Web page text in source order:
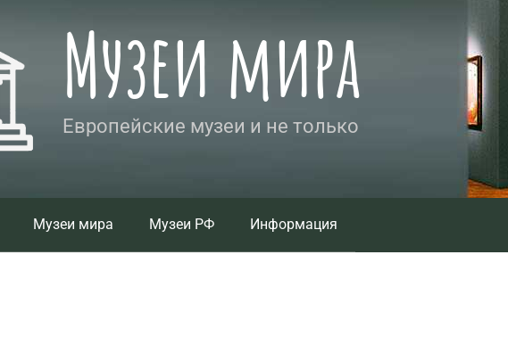
Музеи мира
Европейские музеи и не только
Музеи мира Музеи РФ Информация